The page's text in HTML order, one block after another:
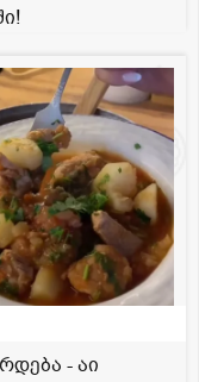
- აი